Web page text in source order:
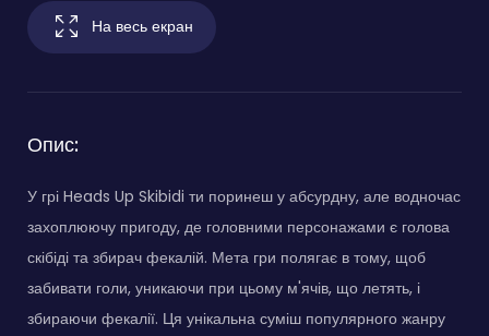
На весь екран
Опис:
У грі Heads Up Skibidi ти поринеш у абсурдну, але водночас
захоплюючу пригоду, де головними персонажами є голова
скібіді та збирач фекалій. Мета гри полягає в тому, щоб
забивати голи, уникаючи при цьому м'ячів, що летять, і
збираючи фекалії. Ця унікальна суміш популярного жанру